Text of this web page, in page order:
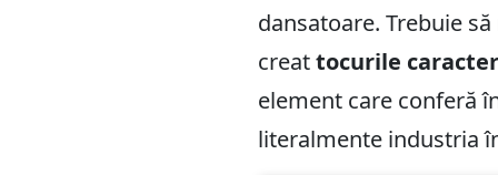
dansatoare. Trebuie
creattocurile
element care conferă
literalmente industria